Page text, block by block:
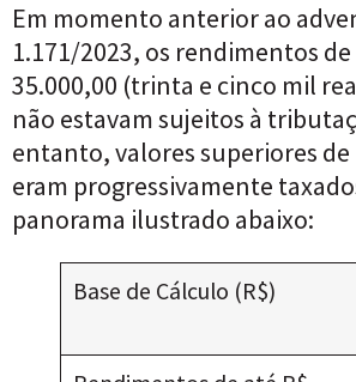
Em momento anterior ao
1.171/2023, os rendimentos de
35.000,00 (trinta e cinco mil
não estavam sujeitos à
entanto, valores superiores
eram progressivamente
panorama ilustrado abaixo:
Base de Cálculo (R$)